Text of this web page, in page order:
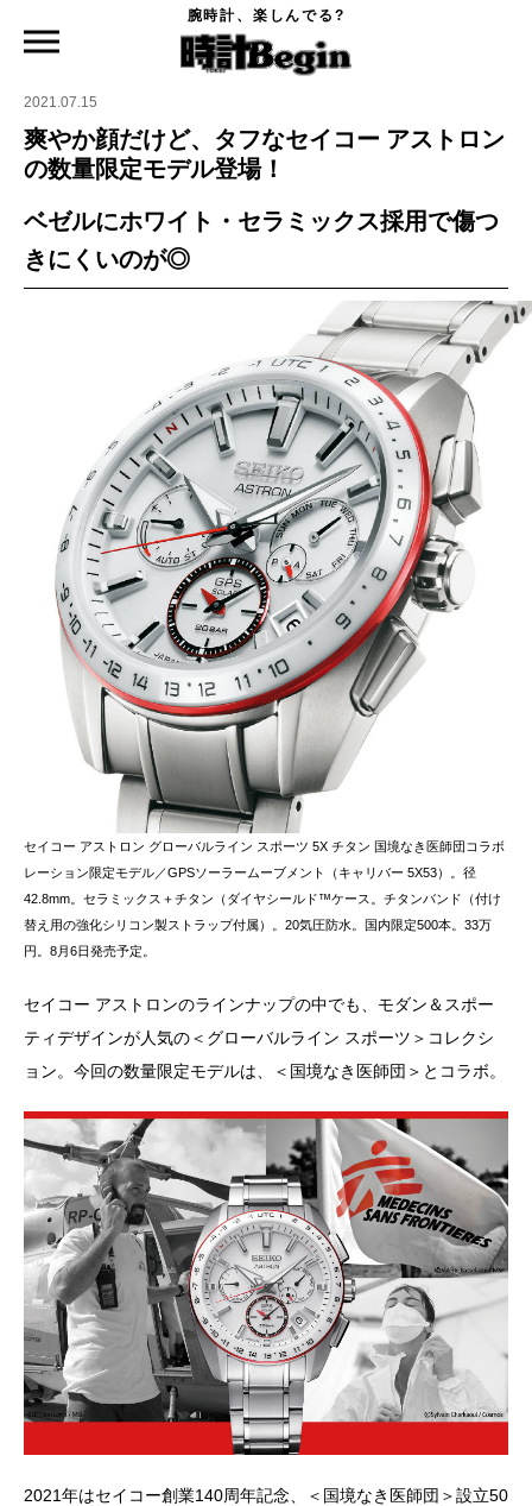
腕時計、楽しんでる?
爽やか顔だけど、タフなセイコー アストロンの数量限定モデル登場！
2021.07.15
爽やか顔だけど、タフなセイコー アストロン
の数量限定モデル登場！
ベゼルにホワイト・セラミックス採用で傷つ
きにくいのが◎
セイコー アストロン グローバルライン スポーツ 5X チタン 国境なき医師団コラボ
レーション限定モデル／GPSソーラームーブメント（キャリバー 5X53）。径
42.8mm。セラミックス＋チタン（ダイヤシールド™ケース。チタンバンド（付け
替え用の強化シリコン製ストラップ付属）。20気圧防水。国内限定500本。33万
円。8月6日発売予定。
セイコー アストロンのラインナップの中でも、モダン＆スポー
ティデザインが人気の＜グローバルライン スポーツ＞コレクシ
ョン。今回の数量限定モデルは、＜国境なき医師団＞とコラボ。
2021年はセイコー創業140周年記念、＜国境なき医師団＞設立50